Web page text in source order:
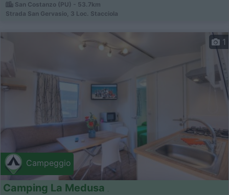
San Costanzo (PU) - 53.7km
Strada San Gervasio, 3 Loc. Stacciola
Campeggio
1
Camping La Medusa